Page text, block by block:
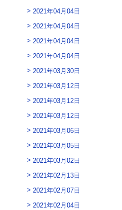
2021年04月04日
2021年04月04日
2021年04月04日
2021年04月04日
2021年03月30日
2021年03月12日
2021年03月12日
2021年03月12日
2021年03月06日
2021年03月05日
2021年03月02日
2021年02月13日
2021年02月07日
2021年02月04日